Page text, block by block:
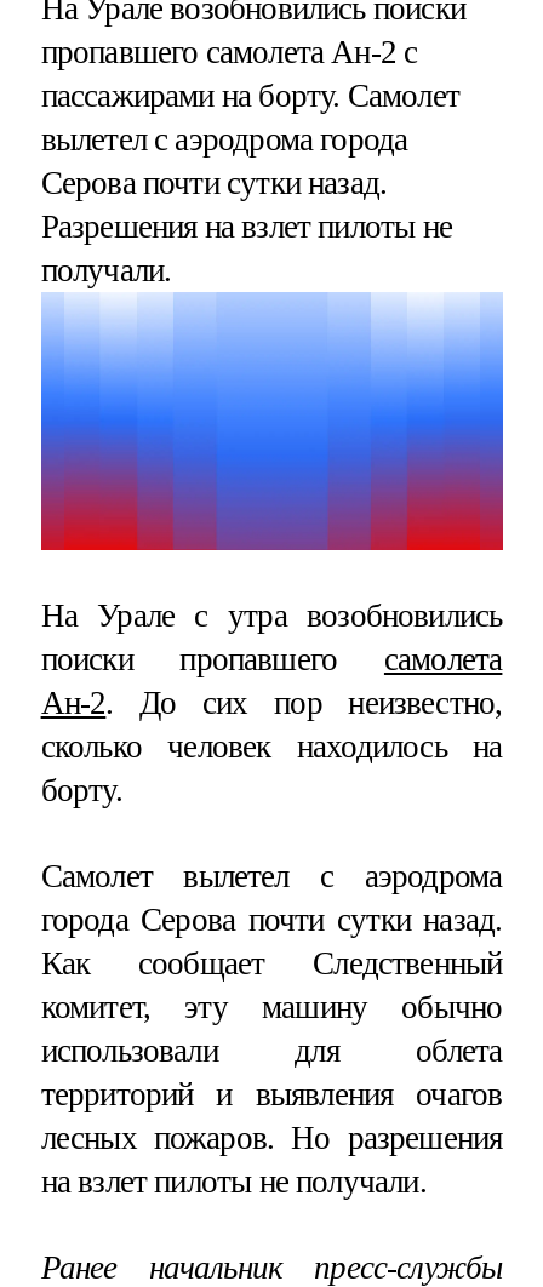
На Урале возобновились поиски
пропавшего самолета Ан-2 с
пассажирами на борту. Самолет
вылетел с аэродрома города
Серова почти сутки назад.
Разрешения на взлет пилоты не
получали.
На Урале с утра возобновились
поиски пропавшего самолета
Ан-2. До сих пор неизвестно,
сколько человек находилось на
борту.
Самолет вылетел с аэродрома
города Серова почти сутки назад.
Как сообщает Следственный
комитет, эту машину обычно
использовали для облета
территорий и выявления очагов
лесных пожаров. Но разрешения
на взлет пилоты не получали.
Ранее начальник пресс-службы